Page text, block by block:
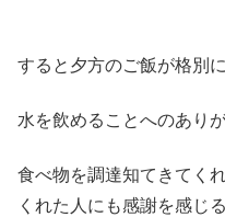
すると夕方のご飯が格別
水を飲めることへのあり
食べ物を調達知てきてく
くれた人にも感謝を感じる